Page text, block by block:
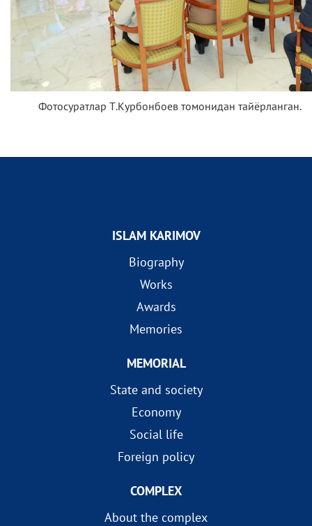
Фотосуратлар Т.Курбонбоев томонидан тайёрланган.
ISLAM KARIMOV
Biography
Works
Awards
Memories
MEMORIAL
State and society
Economy
Social life
Foreign policy
COMPLEX
About the complex